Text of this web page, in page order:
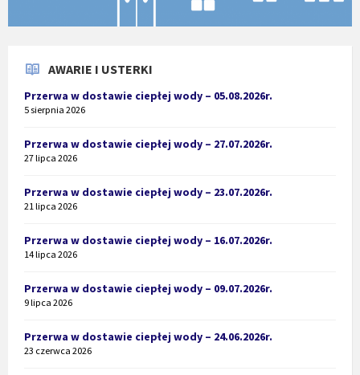
AWARIE I USTERKI
Przerwa w dostawie ciepłej wody – 05.08.2026r.
5 sierpnia 2026
Przerwa w dostawie ciepłej wody – 27.07.2026r.
27 lipca 2026
Przerwa w dostawie ciepłej wody – 23.07.2026r.
21 lipca 2026
Przerwa w dostawie ciepłej wody – 16.07.2026r.
14 lipca 2026
Przerwa w dostawie ciepłej wody – 09.07.2026r.
9 lipca 2026
Przerwa w dostawie ciepłej wody – 24.06.2026r.
23 czerwca 2026